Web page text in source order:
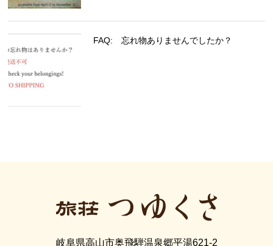
FAQ: 忘れ物ありませんでしたか？
岐阜県高山市奥飛騨温泉郷平湯621-2